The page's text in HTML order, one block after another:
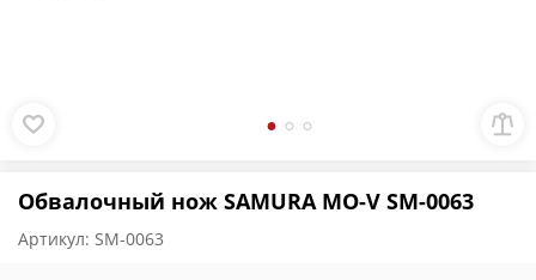
Обвалочный нож SAMURA MO-V SM-0063
Артикул: SM-0063